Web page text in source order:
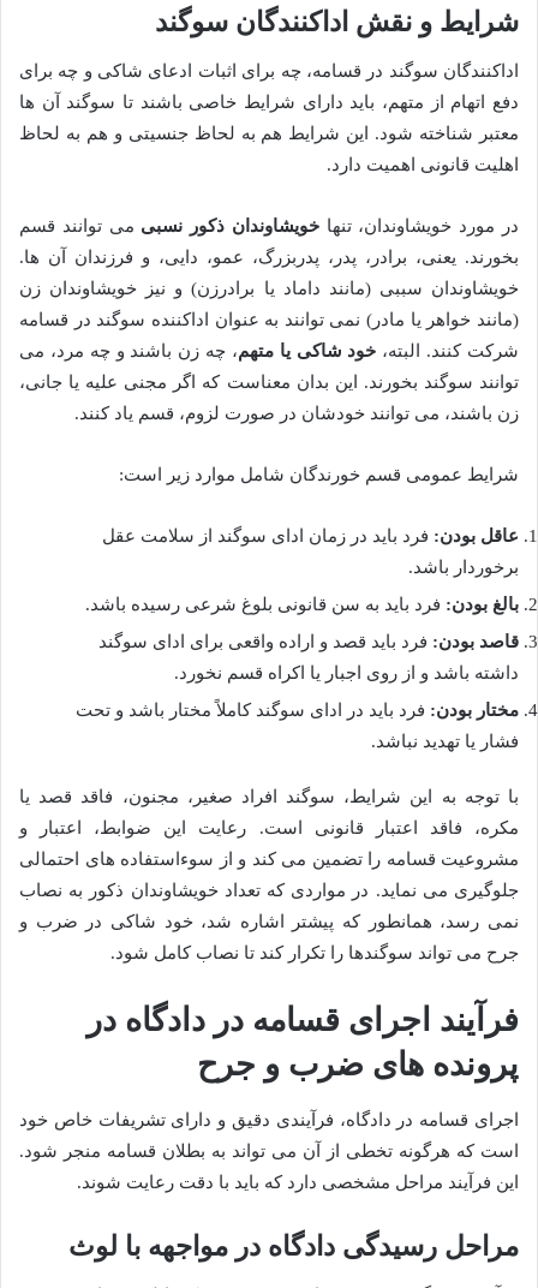
شرایط و نقش اداکنندگان سوگند
اداکنندگان سوگند در قسامه، چه برای اثبات ادعای شاکی و چه برای
دفع اتهام از متهم، باید دارای شرایط خاصی باشند تا سوگند آن ها
معتبر شناخته شود. این شرایط هم به لحاظ جنسیتی و هم به لحاظ
اهلیت قانونی اهمیت دارد.
در مورد خویشاوندان، تنهاخویشاوندان ذکور نسبی می توانند قسم
بخورند. یعنی، برادر، پدر، پدربزرگ، عمو، دایی، و فرزندان آن ها.
خویشاوندان سببی (مانند داماد یا برادرزن) و نیز خویشاوندان زن
(مانند خواهر یا مادر) نمی توانند به عنوان اداکننده سوگند در قسامه
شرکت کنند. البته، خود شاکی یا متهم، چه زن باشند و چه مرد، می
توانند سوگند بخورند. این بدان معناست که اگر مجنی علیه یا جانی،
زن باشند، می توانند خودشان در صورت لزوم، قسم یاد کنند.
شرایط عمومی قسم خورندگان شامل موارد زیر است:
عاقل بودن: فرد باید در زمان ادای سوگند از سلامت عقل
برخوردار باشد.
بالغ بودن: فرد باید به سن قانونی بلوغ شرعی رسیده باشد.
قاصد بودن: فرد باید قصد و اراده واقعی برای ادای سوگند
داشته باشد و از روی اجبار یا اکراه قسم نخورد.
مختار بودن: فرد باید در ادای سوگند کاملاً مختار باشد و تحت
فشار یا تهدید نباشد.
با توجه به این شرایط، سوگند افراد صغیر، مجنون، فاقد قصد یا
مکره، فاقد اعتبار قانونی است. رعایت این ضوابط، اعتبار و
مشروعیت قسامه را تضمین می کند و از سوءاستفاده های احتمالی
جلوگیری می نماید. در مواردی که تعداد خویشاوندان ذکور به نصاب
نمی رسد، همانطور که پیشتر اشاره شد، خود شاکی در ضرب و
جرح می تواند سوگندها را تکرار کند تا نصاب کامل شود.
فرآیند اجرای قسامه در دادگاه در
پرونده های ضرب و جرح
اجرای قسامه در دادگاه، فرآیندی دقیق و دارای تشریفات خاص خود
است که هرگونه تخطی از آن می تواند به بطلان قسامه منجر شود.
این فرآیند مراحل مشخصی دارد که باید با دقت رعایت شوند.
مراحل رسیدگی دادگاه در مواجهه با لوث